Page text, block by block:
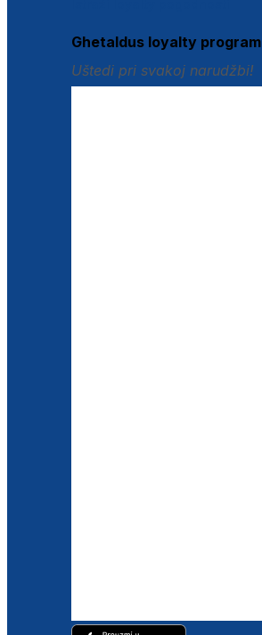
Ghetaldus loyalty program
Uštedi pri svakoj narudžbi!